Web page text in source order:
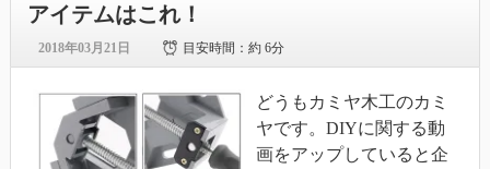
アイテムはこれ！
2018年03月21日 目安時間：約 6分
どうもカミヤ木工のカミ
ヤです。DIYに関する動
画をアップしていると企